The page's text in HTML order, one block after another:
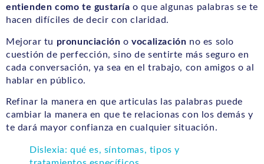
entienden como te gustaría o que algunas palabras se te
hacen difíciles de decir con claridad.
Mejorar tu pronunciación ovocalización no es solo
cuestión de perfección, sino de sentirte más seguro en
cada conversación, ya sea en el trabajo, con amigos o al
hablar en público.
Refinar la manera en que articulas las palabras puede
cambiar la manera en que te relacionas con los demás y
te dará mayor confianza en cualquier situación.
Dislexia: qué es, síntomas, tipos y